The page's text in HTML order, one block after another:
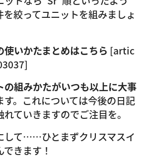
を絞ってユニットを組みましょ
いかたまとめはこちら [artic
の組みかたがいつも以上に大事
す。これについては今後の日記
ていきますのでご注目を。
して……ひとまずクリスマスイ
きます！